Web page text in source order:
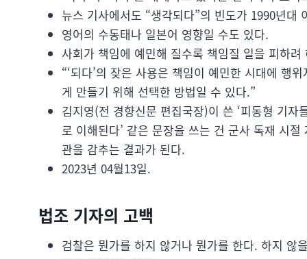
뉴스 기사에서도 “생각되다”의 빈도가 1990년대
영어의 수동태나 일본어 영향일 수도 있다.
사회가 책임에 예민해 질수록 책임질 일을 피하
“‘되다’의 잦은 사용은 책임이 예민한 시대에 행
게 만들기 위해 선택한 방법일 수 있다.”
김지영(전 경향신문 편집국장)이 쓴 ‘피동형 기자
로 이해된다’ 같은 문장을 쓰는 건 군사 독재 시
관을 감추는 결과가 된다.
2023년 04월13일.
법조 기자의 고백
검찰은 뭔가를 하지 않거나 뭔가를 한다. 하지 않